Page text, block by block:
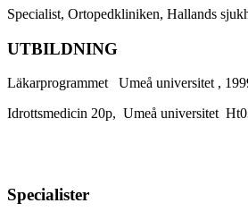
Specialist, Ortopedkliniken, Hallands
UTBILDNING
Läkarprogrammet Umeå universitet ,
Idrottsmedicin 20p, Umeå universitet
Specialister